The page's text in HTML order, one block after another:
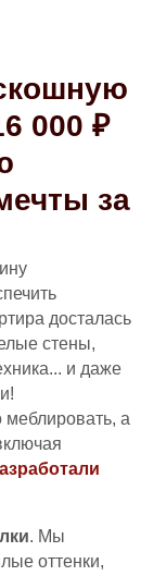
000 ₽
за
досталась
стены,
и даже
меблировать, а
. Мы
оттенки,